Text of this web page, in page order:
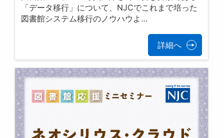
「データ移行」について、NJCでこれまで培った
図書館システム移行のノウハウよ…
詳細へ